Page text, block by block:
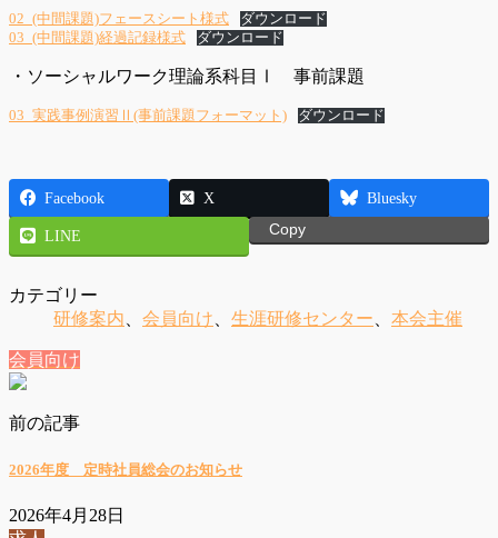
02_(中間課題)フェースシート様式
ダウンロード
03_(中間課題)経過記録様式
ダウンロード
・ソーシャルワーク理論系科目Ⅰ 事前課題
03_実践事例演習Ⅱ(事前課題フォーマット) ダウンロード
Facebook X Bluesky
LINE Copy
カテゴリー
研修案内
会員向け 生涯研修センター 本会主催
会員向け
前の記事
2026年度 定時社員総会のお知らせ
2026年4月28日